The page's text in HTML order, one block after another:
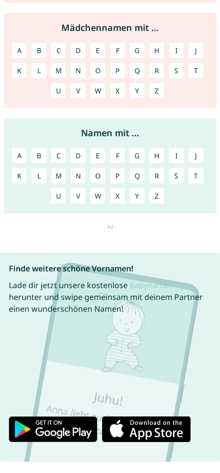
Mädchennamen mit ...
A B C D E F G H I J
K L M N O P Q R S T
U V W X Y Z
Namen mit ...
A B C D E F G H I J
K L M N O P Q R S T
U V W X Y Z
Finde weitere schöne Vornamen!
Lade dir jetzt unsere kostenlose Babynamen App
herunter und swipe gemeinsam mit deinem Partner
einen wunderschönen Namen!